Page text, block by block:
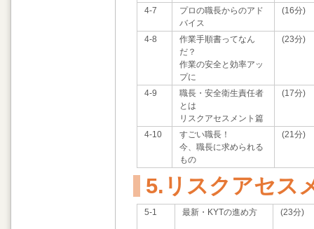
4-7
プロの職長からのアド
バイス
(16分)
4-8
作業手順書ってなん
だ？
作業の安全と効率アッ
プに
(23分)
4-9
職長・安全衛生責任者
とは
リスクアセスメント篇
(17分)
4-10
すごい職長！
今、職長に求められる
もの
(21分)
5.リスクアセス
5-1 最新・KYTの進め方 (23分)